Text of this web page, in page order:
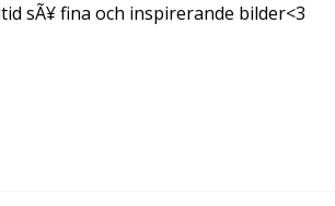
sÃ¥ fina och inspirerande bilder<3